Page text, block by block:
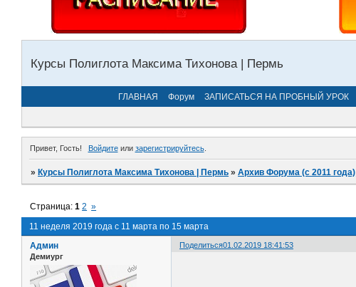
Курсы Полиглота Максима Тихонова | Пермь
ГЛАВНАЯ Форум ЗАПИСАТЬСЯ НА ПРОБНЫЙ УРОК
Привет, Гость! Войдитеили зарегистрируйтесь.
»Курсы Полиглота Максима Тихонова | Пермь »Архив Форума (с 2011 года)
11 неделя 2019 года с 11 марта по 15 марта
Страница:1 2 »
Поделиться01.02.2019 18:41:53
Админ
Демиург